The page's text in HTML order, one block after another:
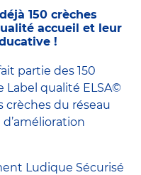
150 crèches
accueil et leur
!
partie des 150
Label qualité ELSA©
crèches du réseau
Ludique Sécurisé